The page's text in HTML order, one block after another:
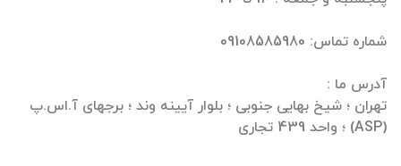
تهران ؛ شیخ بهایی جنوبی ؛ بلوار آیینه وند ؛ برجهای آ.اس.پ
(ASP) ؛ واحد 439 تجاری